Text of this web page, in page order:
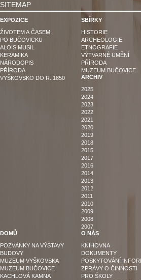
SITEMAP
EXPOZICE
ŽIVOTEM A ČASEM
PO BUČOVICKU
ALOIS MUSIL
KERAMIKA
NÁRODOPIS
PŘÍRODA
VYŠKOVSKO DO R. 1850
SBÍRKY
HISTORIE
ARCHEOLOGIE
ETNOGRAFIE
VÝTVARNÉ UMĚNÍ
PŘÍRODA
MUZEUM BUČOVICE
ARCHIV
2025
2024
2023
2022
2021
2020
2019
2018
2015
2017
2016
2014
2013
2012
2011
2010
2009
2008
2007
DOMŮ
POZVÁNKY NA VÝSTAVY
BUDOVY
MUZEUM VYŠKOVSKA
MUZEUM BUČOVICE
KACHLOVÁ KAMNA
O NÁS
KNIHOVNA
DOKUMENTY
POSKYTOVÁNÍ
ZPRÁVY O ČINNOSTI
PRO ŠKOLY